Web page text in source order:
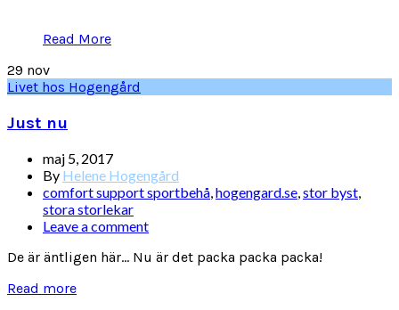
Read More
29 nov
Livet hos Hogengård
Just nu
maj 5, 2017
By Helene Hogengård
comfort support sportbehå,hogengard.se,stor byst,
stora storlekar
Leave a comment
De är äntligen här... Nu är det packa packa packa!
Read more